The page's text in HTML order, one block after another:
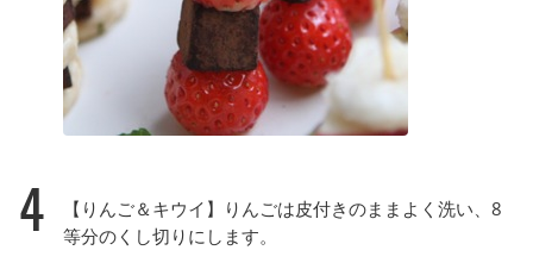
4
【りんご＆キウイ】りんごは皮付きのままよく洗い、8
等分のくし切りにします。